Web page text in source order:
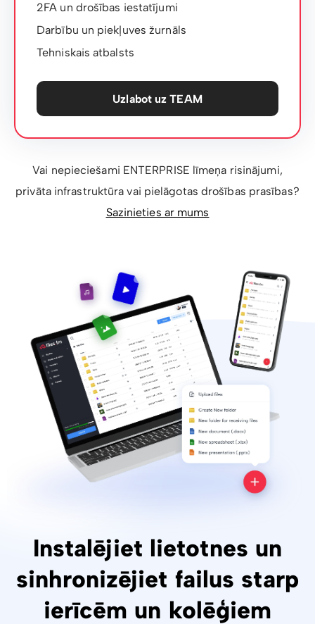
2FA un drošības iestatījumi
Darbību un piekļuves žurnāls
Tehniskais atbalsts
Uzlabot uz TEAM
Vai nepieciešami ENTERPRISE līmeņa risinājumi,
privāta infrastruktūra vai pielāgotas drošības prasības?
Sazinieties ar mums
Instalējiet lietotnes un
sinhronizējiet failus starp
ierīcēm un kolēģiem